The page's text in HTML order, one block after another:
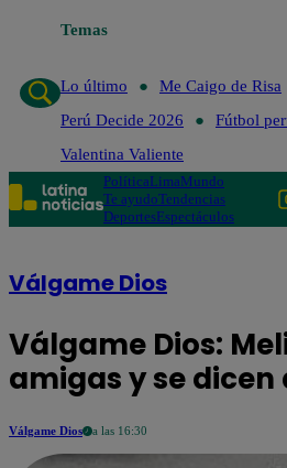
Temas
Lo último
Me Caigo de Risa
Perú Decide 2026
Fútbol
Valentina Valiente
PolíticaLimaMundo
Te ayudoTendencias
DeportesEspectáculos
Válgame Dios
Válgame Dios:
amigas y se dicen
Válgame Dios a las 16:30